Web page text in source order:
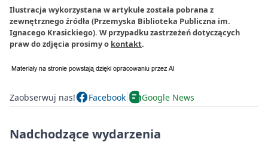
Ilustracja wykorzystana w artykule została pobrana z
zewnętrznego źródła (Przemyska Biblioteka Publiczna im.
Ignacego Krasickiego). W przypadku zastrzeżeń dotyczących
praw do zdjęcia prosimy o kontakt.
Zaobserwuj nas! Facebook Google News
Nadchodzące wydarzenia